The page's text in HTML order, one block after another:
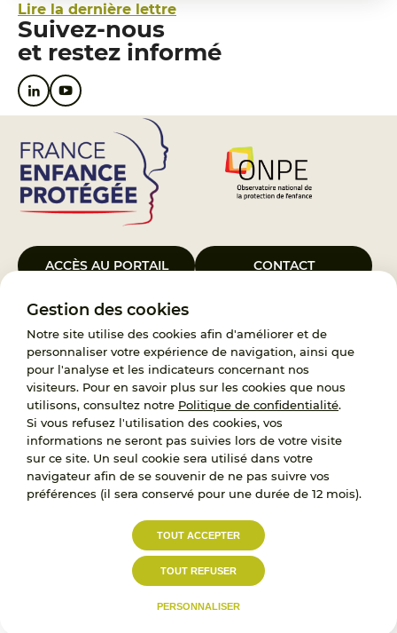
Gestion des cookies
Notre site utilise des cookies afin d'améliorer et de
personnaliser votre expérience de navigation, ainsi que
pour l'analyse et les indicateurs concernant nos
visiteurs. Pour en savoir plus sur les cookies que nous
utilisons, consultez notre Politique de confidentialité.
Si vous refusez l'utilisation des cookies, vos
informations ne seront pas suivies lors de votre visite
sur ce site. Un seul cookie sera utilisé dans votre
navigateur afin de se souvenir de ne pas suivre vos
préférences (il sera conservé pour une durée de 12 mois).
TOUT ACCEPTER
TOUT REFUSER
PERSONNALISER
Lire la dernière lettre
Suivez-nous
et restez informé
ACCÈS AU PORTAIL CONTACT
Le Groupement d’Intérêt Public France Enfance Protégée, créé le 5
janvier 2023, a pour objet d’assurer les missions de service public du
119, d’accompagnement des adoptants et de traitement des
demandes d’accès aux origines personnelles. France Enfance
Protégée est également un observatoire et une ressource pour
l’ensemble des professionnels, ainsi qu’un appui à l’élaboration de la
politique publique à travers le soutien à l’activité des conseils
nationaux.
RECRUTEMENT
L’État, les Départements et les Associations au
service de la prévention et de la protection de
l’enfance.
partiellement conforme
Politique de
confidentialité